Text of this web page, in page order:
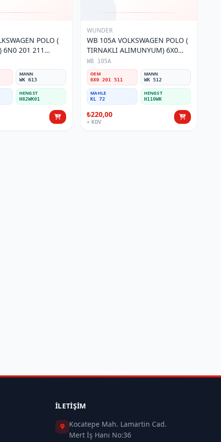
POLO (
6N0 201 211
Filtresi
MANN
WK 613
HENGST
H82WK01
WUNDER
WB 105A VOLKSWAGEN POLO (
TIRNAKLI ALIMUNYUM) 6X0
201 511 Yakıt/Benzin Filtresi
WB 105A
OEM
6X0 201 511
MANN
WK 512
MAHLE
KL 72
HENGST
H110WK
₺220,00
+ KDV
İLETIŞIM
Kocatepe Mah. Lamartin Cad.
Mert İş Hanı No:36